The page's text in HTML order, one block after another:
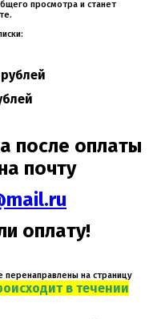
просмотра и станет
после оплаты
почту
оплату!
на страницу
в течении